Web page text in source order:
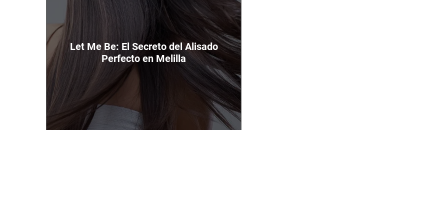
z
o
Let Me Be: El Secreto del Alisado
Perfecto en Melilla